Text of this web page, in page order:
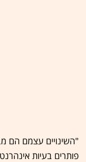
"השינויים עצמם הם
פותרים בעיות